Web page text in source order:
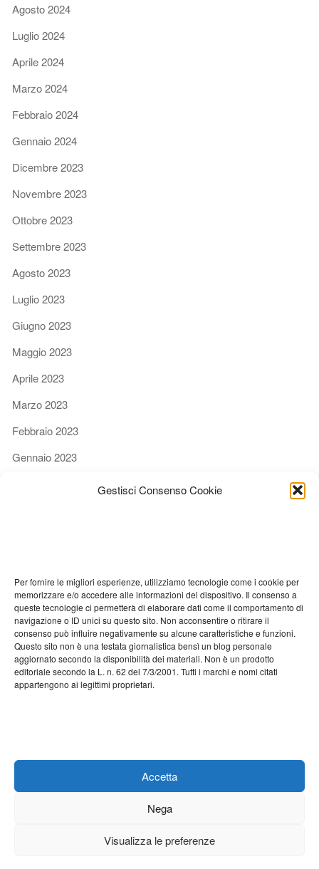
Gestisci Consenso Cookie
Per fornire le migliori esperienze, utilizziamo tecnologie come i cookie per
memorizzare e/o accedere alle informazioni del dispositivo. Il consenso a
queste tecnologie ci permetterà di elaborare dati come il comportamento di
navigazione o ID unici su questo sito. Non acconsentire o ritirare il
consenso può influire negativamente su alcune caratteristiche e funzioni.
Questo sito non è una testata giornalistica bensì un blog personale
aggiornato secondo la disponibilità dei materiali. Non è un prodotto
editoriale secondo la L. n. 62 del 7/3/2001. Tutti i marchi e nomi citati
appartengono ai legittimi proprietari.
Accetta
Nega
Visualizza le preferenze
Agosto 2024
Luglio 2024
Aprile 2024
Marzo 2024
Febbraio 2024
Gennaio 2024
Dicembre 2023
Novembre 2023
Ottobre 2023
Settembre 2023
Agosto 2023
Luglio 2023
Giugno 2023
Maggio 2023
Aprile 2023
Marzo 2023
Febbraio 2023
Gennaio 2023
Agosto 2022
Luglio 2022
Giugno 2022
Maggio 2022
Aprile 2022